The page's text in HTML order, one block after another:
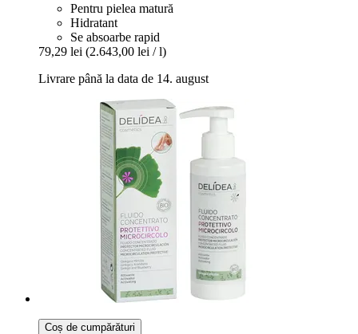
Pentru pielea matură
Hidratant
Se absoarbe rapid
79,29 lei (2.643,00 lei / l)
Livrare până la data de 14. august
Coș de cumpărături